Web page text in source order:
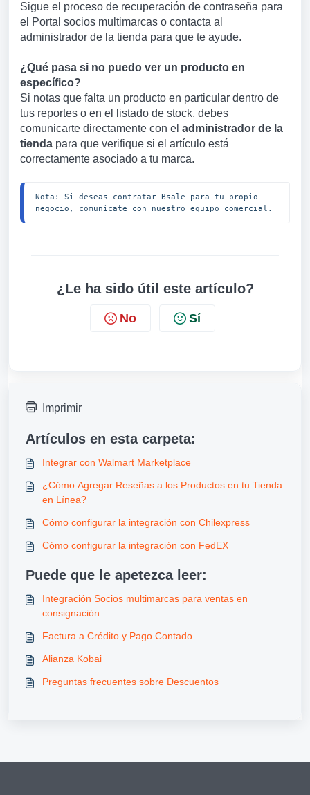
Sigue el proceso de recuperación de contraseña para
el Portal socios multimarcas o contacta al
administrador de la tienda para que te ayude.
¿Qué pasa si no puedo ver un producto en
específico?
Si notas que falta un producto en particular dentro de
tus reportes o en el listado de stock, debes
comunicarte directamente con el administrador de la
tienda para que verifique si el artículo está
correctamente asociado a tu marca.
Nota: Si deseas contratar Bsale para tu propio
negocio, comunícate con nuestro equipo comercial.
¿Le ha sido útil este artículo?
No Sí
Imprimir
Artículos en esta carpeta:
Integrar con Walmart Marketplace
¿Cómo Agregar Reseñas a los Productos en tu Tienda
en Línea?
Cómo configurar la integración con Chilexpress
Cómo configurar la integración con FedEX
Puede que le apetezca leer:
Integración Socios multimarcas para ventas en
consignación
Factura a Crédito y Pago Contado
Alianza Kobai
Preguntas frecuentes sobre Descuentos